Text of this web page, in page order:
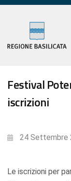
Festival
iscrizioni
24 Settembre
Le iscrizioni per